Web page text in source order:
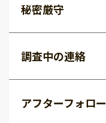
秘密厳守
調査中の連絡
アフターフォロー